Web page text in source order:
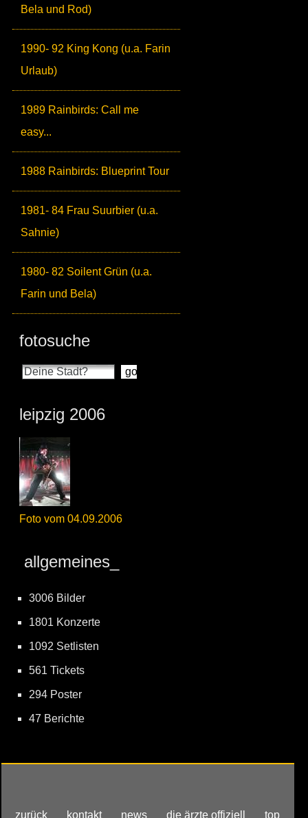
Bela und Rod)
1990- 92 King Kong (u.a. Farin
Urlaub)
1989 Rainbirds: Call me
easy...
1988 Rainbirds: Blueprint Tour
1981- 84 Frau Suurbier (u.a.
Sahnie)
1980- 82 Soilent Grün (u.a.
Farin und Bela)
fotosuche
leipzig 2006
Foto vom 04.09.2006
allgemeines_
3006 Bilder
1801 Konzerte
1092 Setlisten
561 Tickets
294 Poster
47 Berichte
zurück kontakt news die ärzte offiziell top